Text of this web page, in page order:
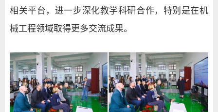
相关平台，进一步深化教学科研合作，特别是在机
械工程领域取得更多交流成果。